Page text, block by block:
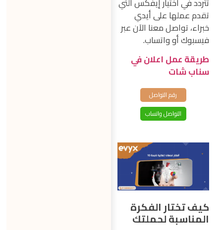
تقدم عملها على أيدي
خبراء، تواصل معنا الآن عبر
فيسبوك أو واتساب.
طريقة عمل اعلان في
سناب شات
رقم التواصل
التواصل واتساب
كيف تختار الفكرة
المناسبة لحملتك